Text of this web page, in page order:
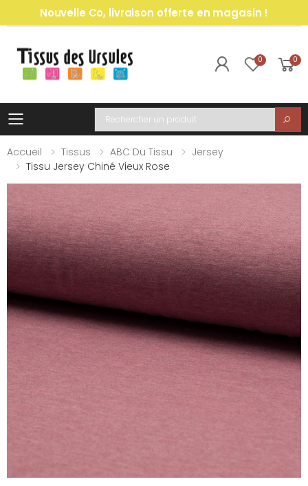
Nouvelle Co, livraison offerte en magasin !
0 0
Toggle mobile menu
Recherche
Accueil
Tissus ABC Du Tissu
Jersey
Tissu Jersey Chiné Vieux Rose